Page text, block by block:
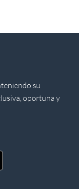
su
oportuna y